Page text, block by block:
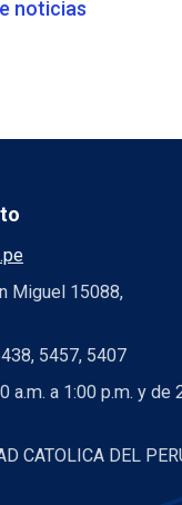
noticias
Miguel 15088,
5457, 5407
a.m. a 1:00 p.m. y de
CATOLICA DEL